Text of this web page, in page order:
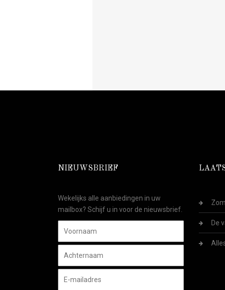
NIEUWSBRIEF
Wekelijks alle aanbiedingen in uw
mailbox? Schijf u in voor de nieuwsbrief.
De